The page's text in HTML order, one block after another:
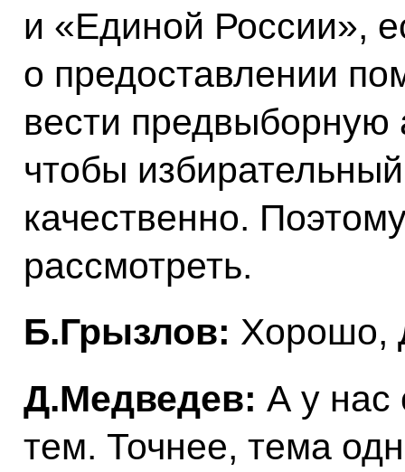
и «Единой России»,
о предоставлении
вести
чтобы
качественно.
рассмотреть.
Б.Грызлов: Хорошо,
Д.Медведев: А у нас
тем. Точнее, тема